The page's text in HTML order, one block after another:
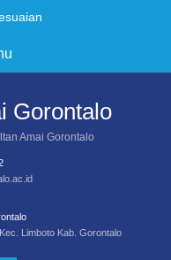
Lagu
Gorontalo
Amai Gorontalo
Limboto Kab. Gorontalo